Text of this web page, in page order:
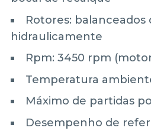
Rotores: balanceados
hidraulicamente
Rpm: 3450 rpm
Temperatura
Máximo de partidas
Desempenho de